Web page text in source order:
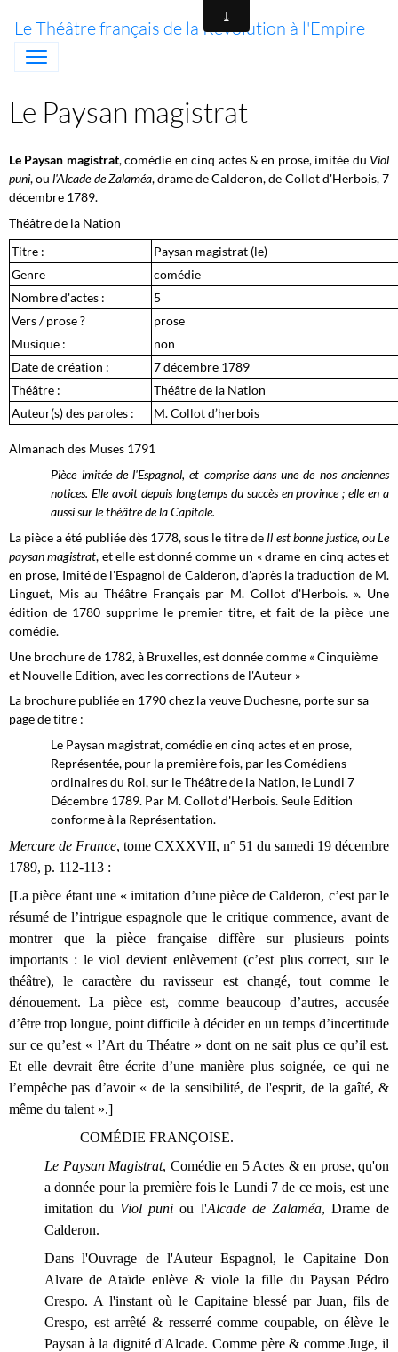
Le Théâtre français de la Révolution à l'Empire
Le Paysan magistrat
Le Paysan magistrat, comédie en cinq actes & en prose, imitée du Viol
puni, ou l'Alcade de Zalaméa, drame de Calderon, de Collot d'Herbois, 7
décembre 1789.
Théâtre de la Nation
Titre :
Paysan magistrat (le)
Genre
comédie
Nombre d'actes :
5
Vers / prose ?
prose
Musique :
non
Date de création :
7 décembre 1789
Théâtre :
Théâtre de la Nation
Auteur(s) des paroles :
M. Collot d’herbois
Almanach des Muses 1791
Pièce imitée de l'Espagnol, et comprise dans une de nos anciennes
notices. Elle avoit depuis longtemps du succès en province ; elle en a
aussi sur le théâtre de la Capitale.
La pièce a été publiée dès 1778, sous le titre de Il est bonne justice, ou Le
paysan magistrat, et elle est donné comme un « drame en cinq actes et
en prose, Imité de l'Espagnol de Calderon, d'après la traduction de M.
Linguet, Mis au Théâtre Français par M. Collot d'Herbois. ». Une
édition de 1780 supprime le premier titre, et fait de la pièce une
comédie.
Une brochure de 1782, à Bruxelles, est donnée comme « Cinquième
et Nouvelle Edition, avec les corrections de l'Auteur »
La brochure publiée en 1790 chez la veuve Duchesne, porte sur sa
page de titre :
Le Paysan magistrat, comédie en cinq actes et en prose,
Représentée, pour la première fois, par les Comédiens
ordinaires du Roi, sur le Théâtre de la Nation, le Lundi 7
Décembre 1789. Par M. Collot d'Herbois. Seule Edition
conforme à la Représentation.
Mercure de France, tome CXXXVII, n° 51 du samedi 19 décembre
1789, p. 112-113 :
[La pièce étant une « imitation d’une pièce de Calderon, c’est par le
résumé de l’intrigue espagnole que le critique commence, avant de
montrer que la pièce française diffère sur plusieurs points
importants : le viol devient enlèvement (c’est plus correct, sur le
théâtre), le caractère du ravisseur est changé, tout comme le
dénouement. La pièce est, comme beaucoup d’autres, accusée
d’être trop longue, point difficile à décider en un temps d’incertitude
sur ce qu’est « l’Art du Théatre » dont on ne sait plus ce qu’il est.
Et elle devrait être écrite d’une manière plus soignée, ce qui ne
l’empêche pas d’avoir « de la sensibilité, de l'esprit, de la gaîté, &
même du talent ».]
COMÉDIE FRANÇOISE.
Le Paysan Magistrat, Comédie en 5 Actes & en prose, qu'on
a donnée pour la première fois le Lundi 7 de ce mois, est une
imitation du Viol puni ou l'Alcade de Zalaméa, Drame de
Calderon.
Dans l'Ouvrage de l'Auteur Espagnol, le Capitaine Don
Alvare de Ataïde enlève & viole la fille du Paysan Pédro
Crespo. A l'instant où le Capitaine blessé par Juan, fils de
Crespo, est arrêté & resserré comme coupable, on élève le
Paysan à la dignité d'Alcade. Comme père & comme Juge, il